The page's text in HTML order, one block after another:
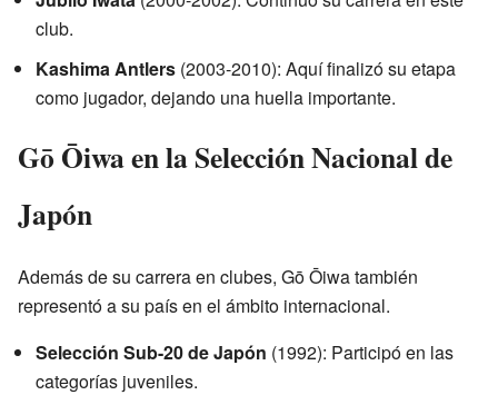
club.
Kashima Antlers (2003-2010): Aquí finalizó su etapa
como jugador, dejando una huella importante.
Gō Ōiwa en la Selección Nacional de
Japón
Además de su carrera en clubes, Gō Ōiwa también
representó a su país en el ámbito internacional.
Selección Sub-20 de Japón (1992): Participó en las
categorías juveniles.